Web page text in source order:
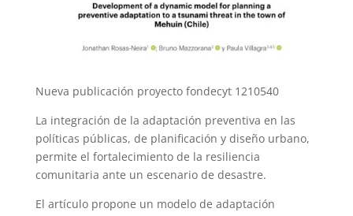
Nueva publicación proyecto fondecyt 1210540
La integración de la adaptación preventiva en las
políticas públicas, de planificación y diseño urbano,
permite el fortalecimiento de la resiliencia
comunitaria ante un escenario de desastre.
El artículo propone un modelo de adaptación